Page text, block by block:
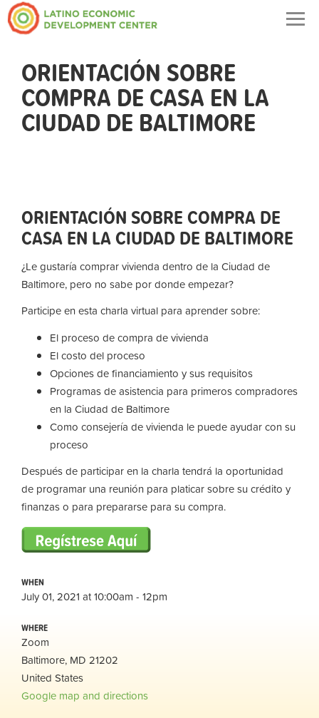
ORIENTACIÓN SOBRE
COMPRA DE CASA EN LA
CIUDAD DE BALTIMORE
ORIENTACIÓN SOBRE COMPRA DE
CASA EN LA CIUDAD DE BALTIMORE
¿Le gustaría comprar vivienda dentro de la Ciudad de
Baltimore, pero no sabe por donde empezar?
Participe en esta charla virtual para aprender sobre:
El proceso de compra de vivienda
El costo del proceso
Opciones de financiamiento y sus requisitos
Programas de asistencia para primeros compradores
en la Ciudad de Baltimore
Como consejería de vivienda le puede ayudar con su
proceso
Después de participar en la charla tendrá la oportunidad
de programar una reunión para platicar sobre su crédito y
finanzas o para prepararse para su compra.
WHEN
July 01, 2021 at 10:00am - 12pm
WHERE
Zoom
Baltimore, MD 21202
United States
Google map and directions